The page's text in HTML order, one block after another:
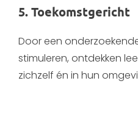
5. Toekomstgericht
Door een
stimuleren, ontdekken
zichzelf én in hun